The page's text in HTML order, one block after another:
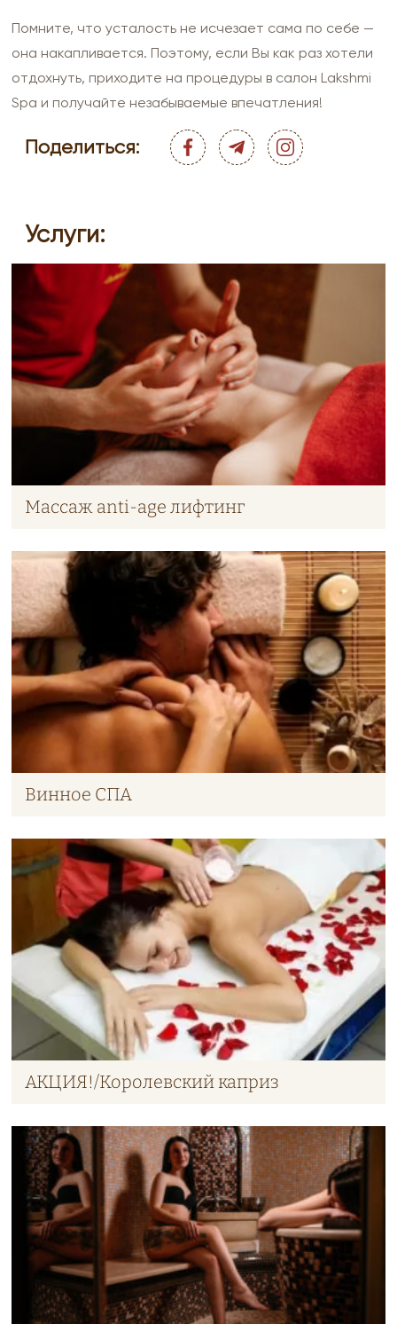
Помните, что усталость не исчезает сама по себе —
она накапливается. Поэтому, если Вы как раз хотели
отдохнуть, приходите на процедуры в салон Lakshmi
Spa и получайте незабываемые впечатления!
Поделиться:
Услуги:
Массаж anti-age лифтинг
Винное СПА
АКЦИЯ!/Королевский каприз